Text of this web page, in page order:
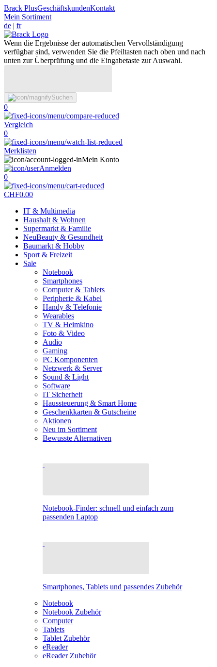
Brack PlusGeschäftskundenKontakt
Mein Sortiment
de | fr
Wenn die Ergebnisse der automatischen Vervollständigung
verfügbar sind, verwenden Sie die Pfeiltasten nach oben und nach
unten zur Überprüfung und die Eingabetaste zur Auswahl.
Suchen
0
Vergleich
0
Merklisten
Mein Konto
Anmelden
0
CHF0.00
IT & Multimedia
Haushalt & Wohnen
Supermarkt & Familie
NeuBeauty & Gesundheit
Baumarkt & Hobby
Sport & Freizeit
Sale
Notebook
Smartphones
Computer & Tablets
Peripherie & Kabel
Handy & Telefonie
Wearables
TV & Heimkino
Foto & Video
Audio
Gaming
PC Komponenten
Netzwerk & Server
Sound & Light
Software
IT Sicherheit
Haussteuerung & Smart Home
Geschenkkarten & Gutscheine
Aktionen
Neu im Sortiment
Bewusste Alternativen
Notebook-Finder: schnell und einfach zum
passenden Laptop
Smartphones, Tablets und passendes Zubehör
Notebook
Notebook Zubehör
Computer
Tablets
Tablet Zubehör
eReader
eReader Zubehör